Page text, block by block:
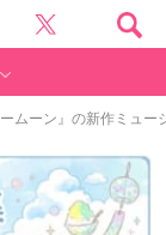
ムーン』の新作ミュー